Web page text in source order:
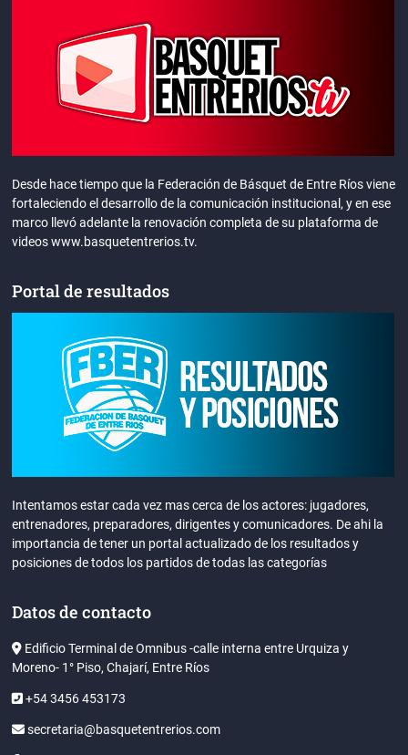
Desde hace tiempo que la Federación de Básquet de Entre Ríos viene
fortaleciendo el desarrollo de la comunicación institucional, y en ese
marco llevó adelante la renovación completa de su plataforma de
videos www.basquetentrerios.tv.
Portal de resultados
Intentamos estar cada vez mas cerca de los actores: jugadores,
entrenadores, preparadores, dirigentes y comunicadores. De ahi la
importancia de tener un portal actualizado de los resultados y
posiciones de todos los partidos de todas las categorías
Datos de contacto
Edificio Terminal de Omnibus -calle interna entre Urquiza y
Moreno- 1° Piso, Chajarí, Entre Ríos
+54 3456 453173
secretaria@basquetentrerios.com